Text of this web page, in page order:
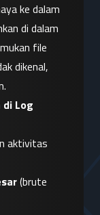
ke dalam
di dalam
file
dikenal,
Log
aktivitas
(brute